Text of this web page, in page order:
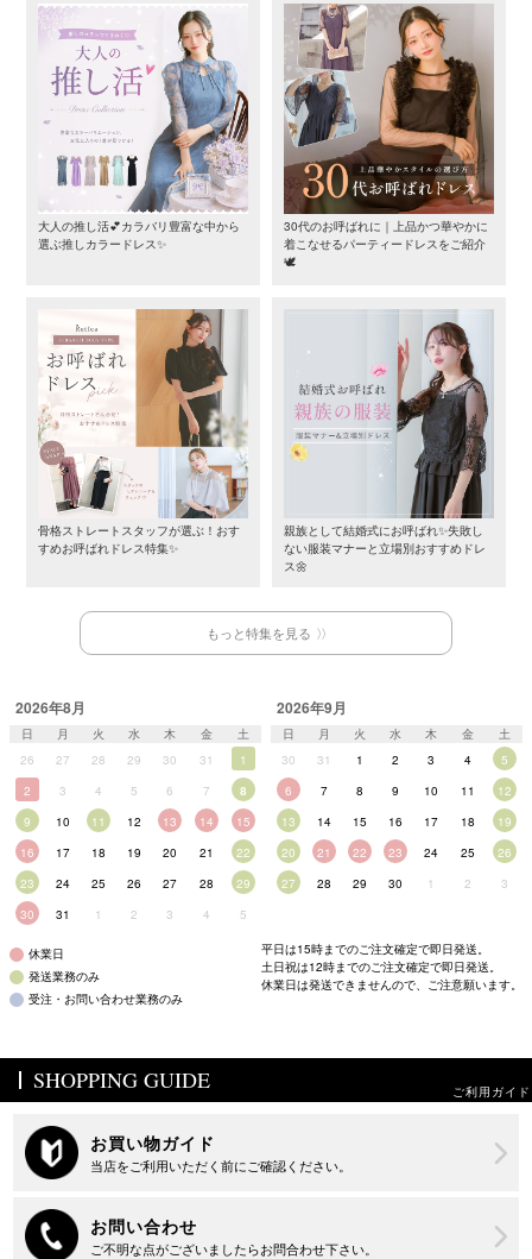
大人の推し活💕カラバリ豊富な中から
選ぶ推しカラードレス✨
30代のお呼ばれに｜上品かつ華やかに
着こなせるパーティードレスをご紹介
🕊️
骨格ストレートスタッフが選ぶ！おす
すめお呼ばれドレス特集✨
親族として結婚式にお呼ばれ✨失敗し
ない服装マナーと立場別おすすめドレ
ス🌼
もっと特集を見る
2026年8月
日 月 火 水 木 金
土
26
27 28 29 30 31
1
2
3 4 5 6 7
8
9
10 11 12 13 14
15
16
17 18 19 20 21
22
23
24 25 26 27 28
29
30
31 1 2 3 4 5
2026年9月
日 月 火 水 木 金
土
30
31 1 2 3 4
5
6
7 8 9 10 11
12
13
14 15 16 17 18
19
20
21 22 23 24 25
26
27
28 29 30 1 2 3
休業日
発送業務のみ
受注・お問い合わせ業務のみ
平日は15時までのご注文確定で即日発送。
土日祝は12時までのご注文確定で即日発送。
休業日は発送できませんので、ご注意願います。
SHOPPING GUIDE ご利用ガイド